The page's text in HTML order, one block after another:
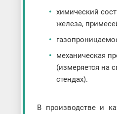
химический
железа,
механическая
(измеряется на
стендах).
В производстве и